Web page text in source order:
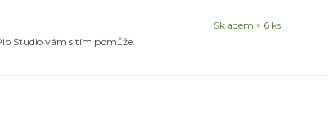
Studio vám s tím pomůže.
Skladem > 6 ks